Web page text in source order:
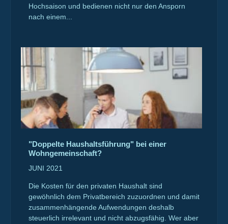
Hochsaison und bedienen nicht nur den Ansporn
nach einem...
"Doppelte Haushaltsführung" bei einer
Wohngemeinschaft?
JUNI 2021
Die Kosten für den privaten Haushalt sind
gewöhnlich dem Privatbereich zuzuordnen und damit
zusammenhängende Aufwendungen deshalb
steuerlich irrelevant und nicht abzugsfähig. Wer aber